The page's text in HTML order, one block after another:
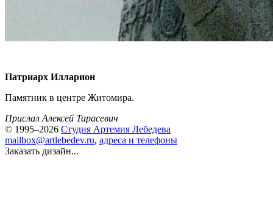
Патриарх Илларион
Памятник в центре Житомира.
Прислал Алексей Тарасевич
© 1995–2026 Студия Артемия Лебедева
mailbox@artlebedev.ru, адреса и телефоны
Заказать дизайн...